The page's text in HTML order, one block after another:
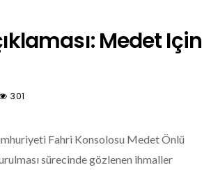
Medet Için
301
Fahri Konsolosu Medet Önlü
sürecinde gözlenen ihmaller